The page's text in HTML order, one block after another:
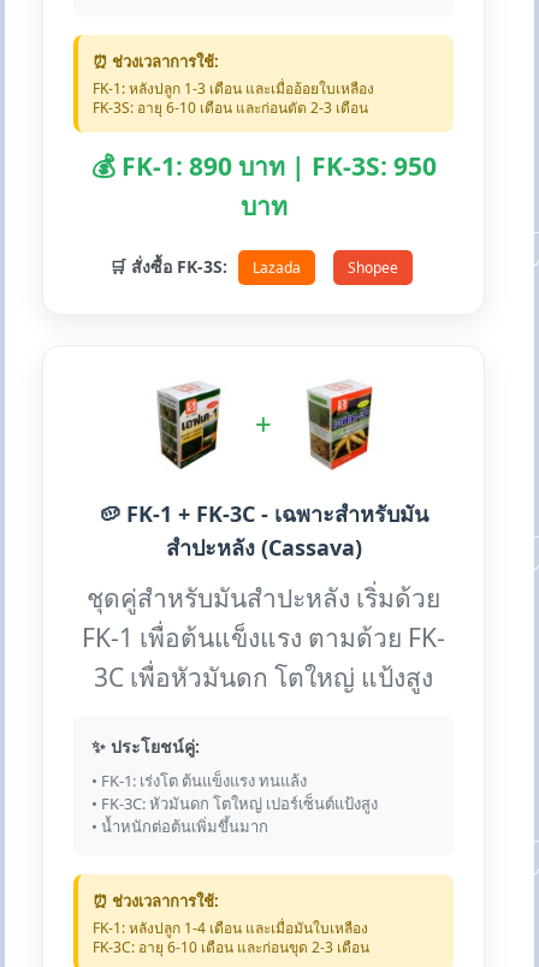
⏰ ช่วงเวลาการใช้:
FK-1: หลังปลูก 1-3 เดือน และเมื่ออ้อยใบเหลือง
FK-3S: อายุ 6-10 เดือน และก่อนตัด 2-3 เดือน
💰 FK-1: 890 บาท | FK-3S: 950
บาท
🛒 สั่งซื้อ FK-3S: Lazada Shopee
+
🥔 FK-1 + FK-3C - เฉพาะสำหรับมัน
สำปะหลัง (Cassava)
ชุดคู่สำหรับมันสำปะหลัง เริ่มด้วย
FK-1 เพื่อต้นแข็งแรง ตามด้วย FK-
3C เพื่อหัวมันดก โตใหญ่ แป้งสูง
✨ ประโยชน์คู่:
• FK-1: เร่งโต ต้นแข็งแรง ทนแล้ง
• FK-3C: หัวมันดก โตใหญ่ เปอร์เซ็นต์แป้งสูง
• น้ำหนักต่อต้นเพิ่มขึ้นมาก
⏰ ช่วงเวลาการใช้:
FK-1: หลังปลูก 1-4 เดือน และเมื่อมันใบเหลือง
FK-3C: อายุ 6-10 เดือน และก่อนขุด 2-3 เดือน